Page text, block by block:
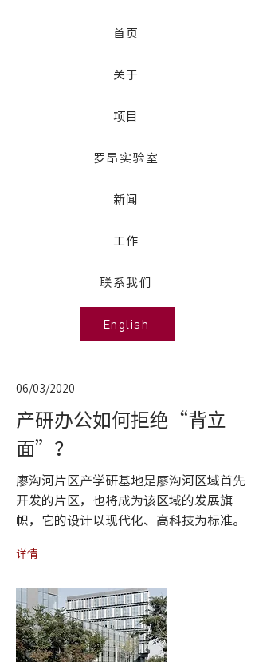
首页
关于
项目
罗昂实验室
新闻
工作
联系我们
English
06/03/2020
产研办公如何拒绝“背立
面”？
廖沟河片区产学研基地是廖沟河区域首先
开发的片区，也将成为该区域的发展旗
帜，它的设计以现代化、高科技为标准。
详情